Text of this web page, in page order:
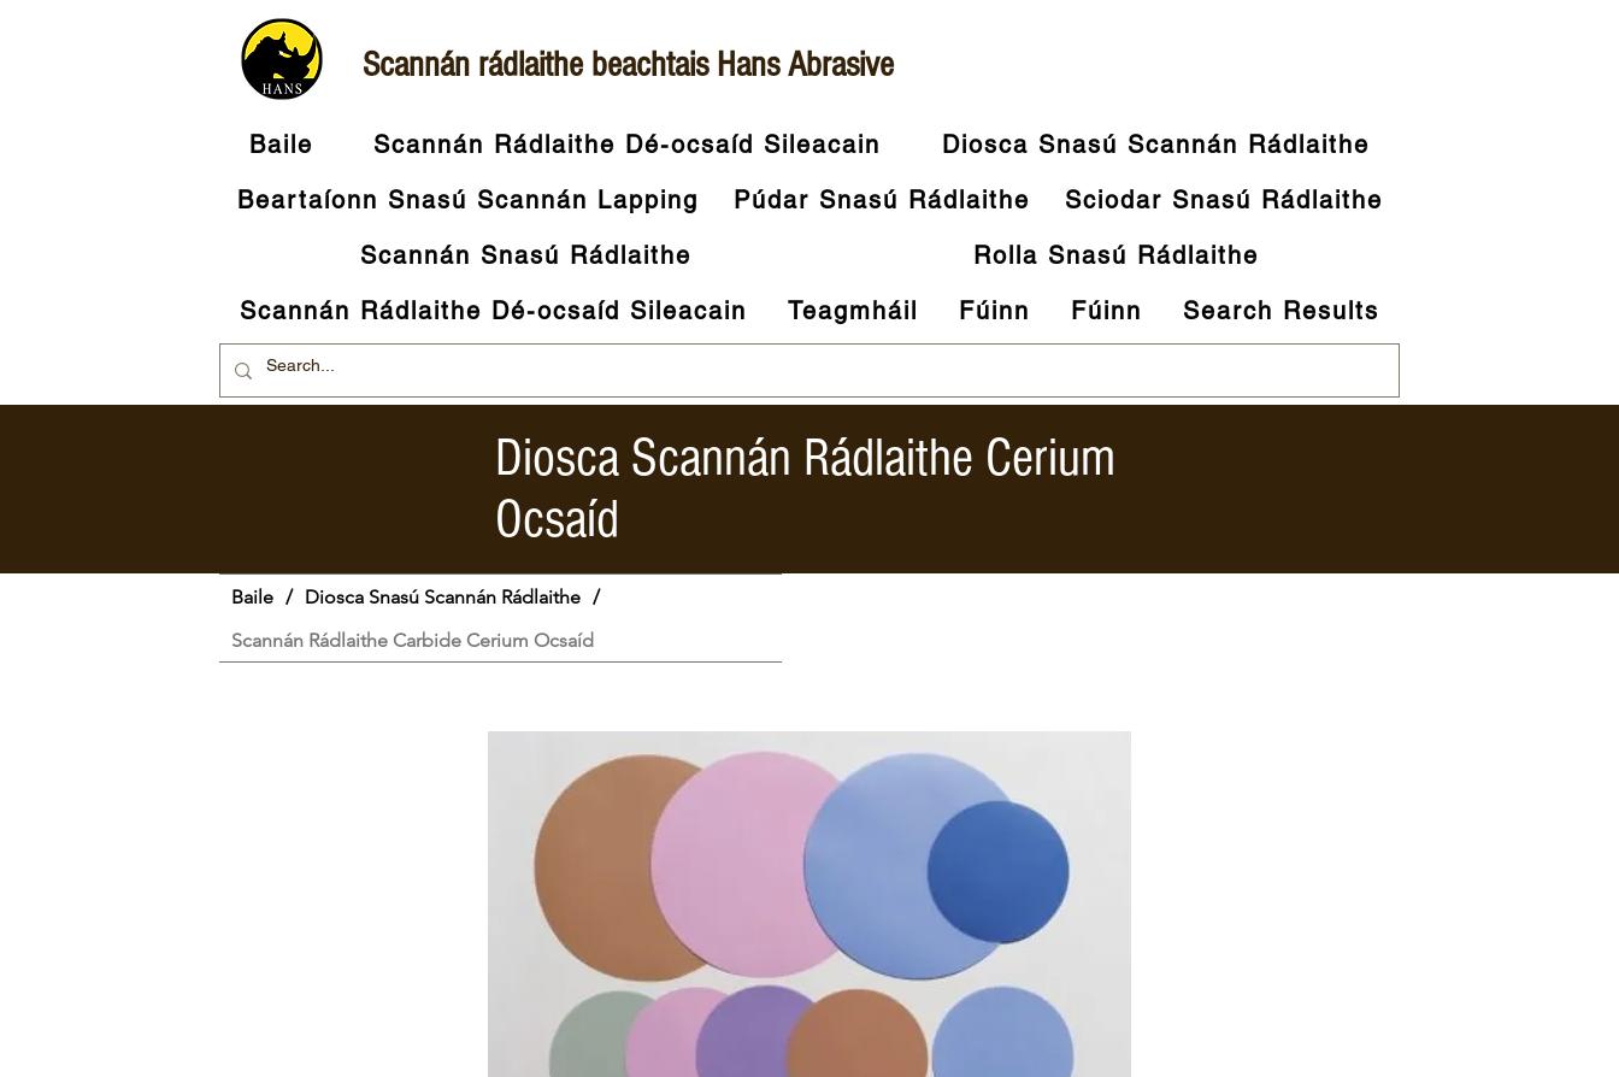
Scannán rádlaithe beachtais Hans Abrasive
Baile Scannán Rádlaithe Dé-ocsaíd Sileacain
Diosca Snasú Scannán Rádlaithe
Beartaíonn Snasú Scannán Lapping
Púdar Snasú Rádlaithe
Sciodar Snasú Rádlaithe
Scannán Snasú Rádlaithe
Rolla Snasú Rádlaithe
Scannán Rádlaithe Dé-ocsaíd Sileacain
Teagmháil Fúinn Fúinn Search Results
Diosca Scannán Rádlaithe Cerium
Ocsaíd
Baile / Diosca Snasú Scannán Rádlaithe /
Scannán Rádlaithe Carbide Cerium Ocsaíd